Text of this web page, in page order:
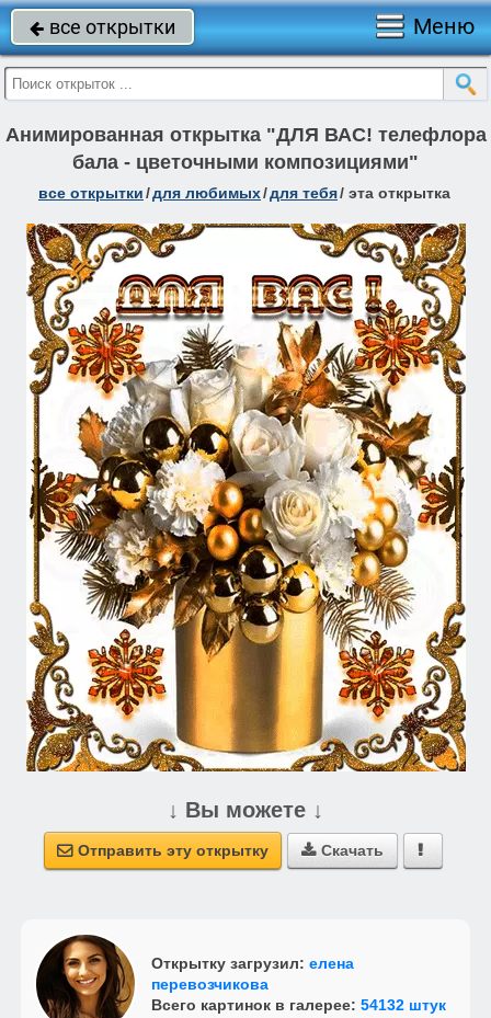
 все открытки Меню
Анимированная открытка "ДЛЯ ВАС! телефлора
бала - цветочными композициями"
все открытки/для любимых/для тебя/ эта открытка
↓ Вы можете ↓
 Отправить эту открытку  Скачать 
Открытку загрузил: елена
перевозчикова
Всего картинок в галерее: 54132 штук